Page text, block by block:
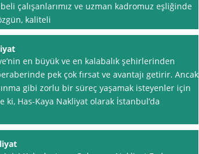
çalışanlarımız ve uzman kadromuz eşliğinde
kaliteli
en büyük ve en kalabalık şehirlerinden
pek çok fırsat ve avantajı getirir. Ancak
gibi zorlu bir süreç yaşamak isteyenler için
ki, Has-Kaya Nakliyat olarak İstanbul’da